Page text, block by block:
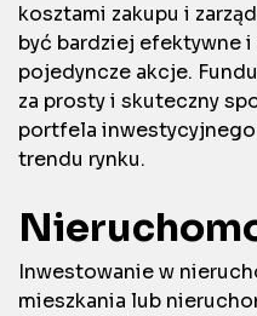
kosztami zakupu i
być bardziej efektywne
pojedyncze akcje.
za prosty i skuteczny
portfela
trendu rynku.
Inwestowanie w
mieszkania lub